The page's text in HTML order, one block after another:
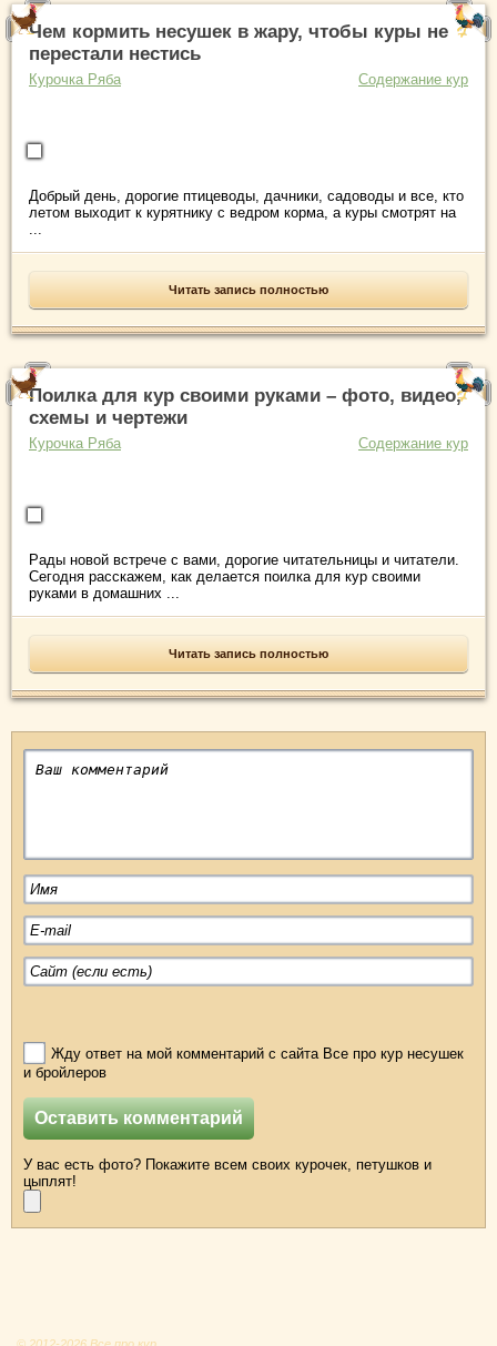
Чем кормить несушек в жару, чтобы куры не
перестали нестись
Курочка Ряба Содержание кур
Добрый день, дорогие птицеводы, дачники, садоводы и все, кто
летом выходит к курятнику с ведром корма, а куры смотрят на
...
Читать запись полностью
Поилка для кур своими руками – фото, видео,
схемы и чертежи
Курочка Ряба Содержание кур
Рады новой встрече с вами, дорогие читательницы и читатели.
Сегодня расскажем, как делается поилка для кур своими
руками в домашних ...
Читать запись полностью
Жду ответ на мой комментарий с сайта Все про кур несушек
и бройлеров
У вас есть фото? Покажите всем своих курочек, петушков и
цыплят!